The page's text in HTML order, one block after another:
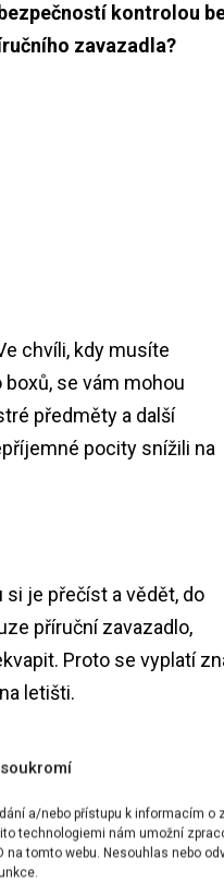
a/nebo přístupu k informacím o
technologiemi nám umožní
na tomto webu. Nesouhlas nebo
kontrolou
zavazadla?
chvíli, kdy musíte
se vám mohou
předměty a další
pocity snížili na
si je přečíst a vědět, do
příruční zavazadlo,
Proto se vyplatí
letišti.
teroristickému plánu je
zavazadle,
100 ml, které